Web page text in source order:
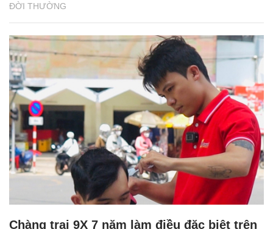
ĐỜI THƯỜNG
Chàng trai 9X 7 năm làm điều đặc biệt trên